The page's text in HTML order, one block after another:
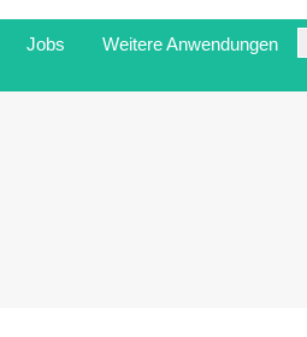
Jobs Weitere Anwendungen